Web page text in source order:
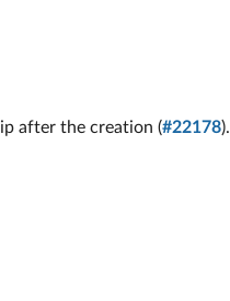
after the creation (#22178).